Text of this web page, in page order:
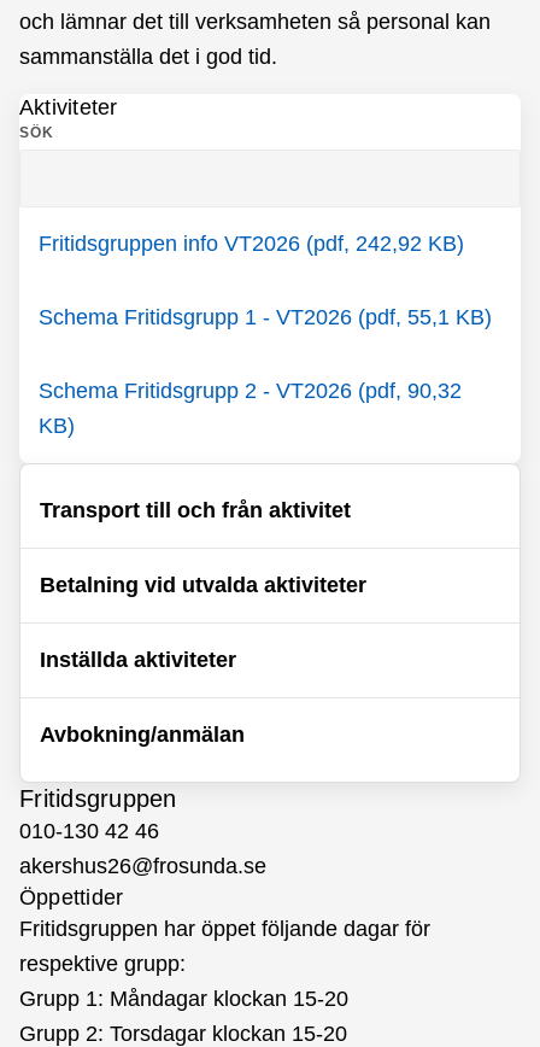
och lämnar det till verksamheten så personal kan
sammanställa det i god tid.
Aktiviteter
SÖK
Fritidsgruppen info VT2026 (pdf, 242,92 KB)
Schema Fritidsgrupp 1 - VT2026 (pdf, 55,1 KB)
Schema Fritidsgrupp 2 - VT2026 (pdf, 90,32
KB)
Transport till och från aktivitet
Betalning vid utvalda aktiviteter
Inställda aktiviteter
Avbokning/anmälan
Fritidsgruppen
010-130 42 46
akershus26@frosunda.se
Öppettider
Fritidsgruppen har öppet följande dagar för
respektive grupp:
Grupp 1: Måndagar klockan 15-20
Grupp 2: Torsdagar klockan 15-20